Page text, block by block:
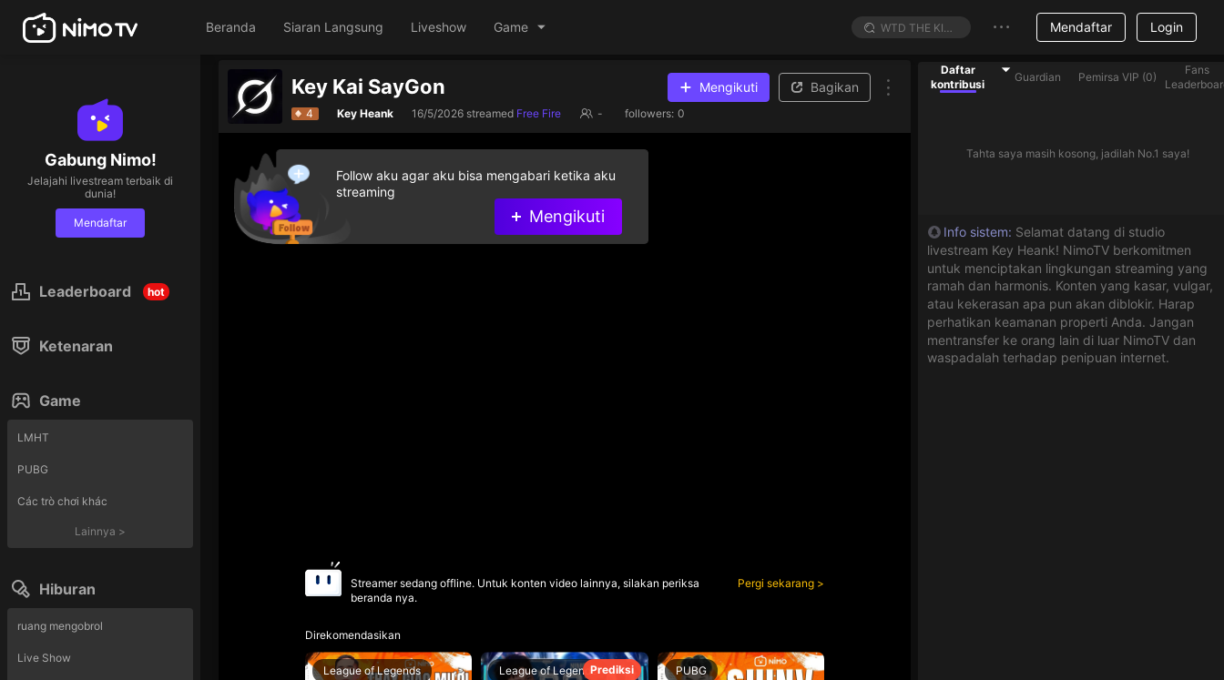
Beranda Siaran Langsung Liveshow Game Mendaftar Login
Gabung Nimo!
Jelajahi livestream terbaik di
dunia!
Mendaftar
Leaderboard hot
Ketenaran
Game
LMHT
PUBG
Các trò chơi khác
Lainnya >
Hiburan
ruang mengobrol
Live Show
Key Kai SayGon Mengikuti Bagikan
4 Key Heank 16/5/2026 streamed Free Fire - followers: 0
Streamer sedang offline. Untuk konten video lainnya, silakan periksa
beranda nya.
Pergi sekarang
Direkomendasikan
League of Legends Prediksi
League of Legends PUBG
Follow aku agar aku bisa mengabari ketika aku
streaming
Mengikuti
Daftar
kontribusi
Guardian Pemirsa VIP (0)
Fans
Tahta saya masih kosong, jadilah No.1 saya!
Info sistem: Selamat datang di studio
livestream Key Heank! NimoTV berkomitmen
untuk menciptakan lingkungan streaming yang
ramah dan harmonis. Konten yang kasar, vulgar,
atau kekerasan apa pun akan diblokir. Harap
perhatikan keamanan properti Anda. Jangan
mentransfer ke orang lain di luar NimoTV dan
waspadalah terhadap penipuan internet.